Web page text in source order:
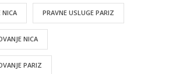
NICA PRAVNE USLUGE PARIZ
NICA
PARIZ